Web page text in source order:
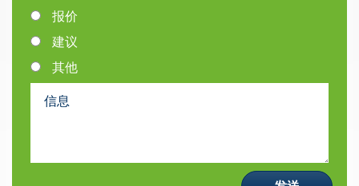
报价
建议
其他